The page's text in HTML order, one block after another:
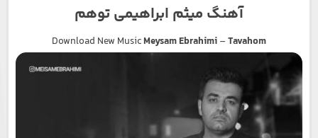
آهنگ میثم ابراهیمی توهم
Download New MusicMeysam Ebrahimi–Tavahom